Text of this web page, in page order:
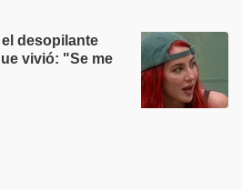
desopilante
vivió: "Se me